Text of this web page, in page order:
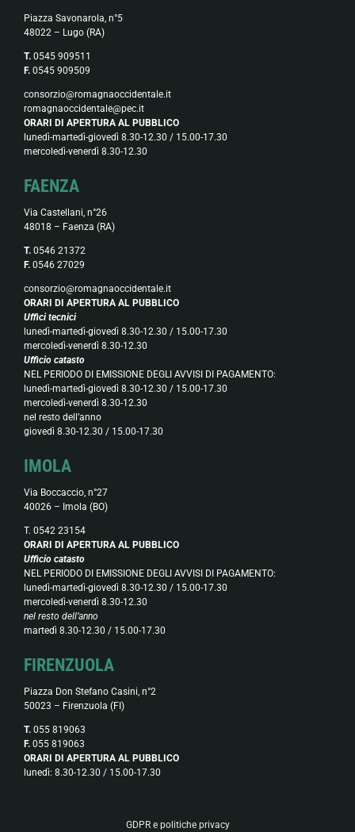
Piazza Savonarola, n°5
48022 – Lugo (RA)
T.0545 909511
F.0545 909509
consorzio@romagnaoccidentale.it
romagnaoccidentale@pec.it
ORARI DI APERTURA AL PUBBLICO
lunedì-martedì-giovedì 8.30-12.30 / 15.00-17.30
mercoledì-venerdì 8.30-12.30
FAENZA
Via Castellani, n°26
48018 – Faenza (RA)
T.0546 21372
F.0546 27029
consorzio@romagnaoccidentale.it
ORARI DI APERTURA AL PUBBLICO
Uffici tecnici
lunedì-martedì-giovedì 8.30-12.30 / 15.00-17.30
mercoledì-venerdì 8.30-12.30
Ufficio catasto
NEL PERIODO DI EMISSIONE DEGLI AVVISI DI PAGAMENTO:
lunedì-martedì-giovedì 8.30-12.30 / 15.00-17.30
mercoledì-venerdì 8.30-12.30
nel resto dell’anno
giovedì 8.30-12.30 / 15.00-17.30
IMOLA
Via Boccaccio, n°27
40026 – Imola (BO)
T. 0542 23154
ORARI DI APERTURA AL PUBBLICO
Ufficio catasto
NEL PERIODO DI EMISSIONE DEGLI AVVISI DI PAGAMENTO:
lunedì-martedì-giovedì 8.30-12.30 / 15.00-17.30
mercoledì-venerdì 8.30-12.30
nel resto dell’anno
martedì 8.30-12.30 / 15.00-17.30
FIRENZUOLA
Piazza Don Stefano Casini, n°2
50023 – Firenzuola (FI)
T.055 819063
F.055 819063
ORARI DI APERTURA AL PUBBLICO
lunedì: 8.30-12.30 / 15.00-17.30
GDPR e politiche privacy